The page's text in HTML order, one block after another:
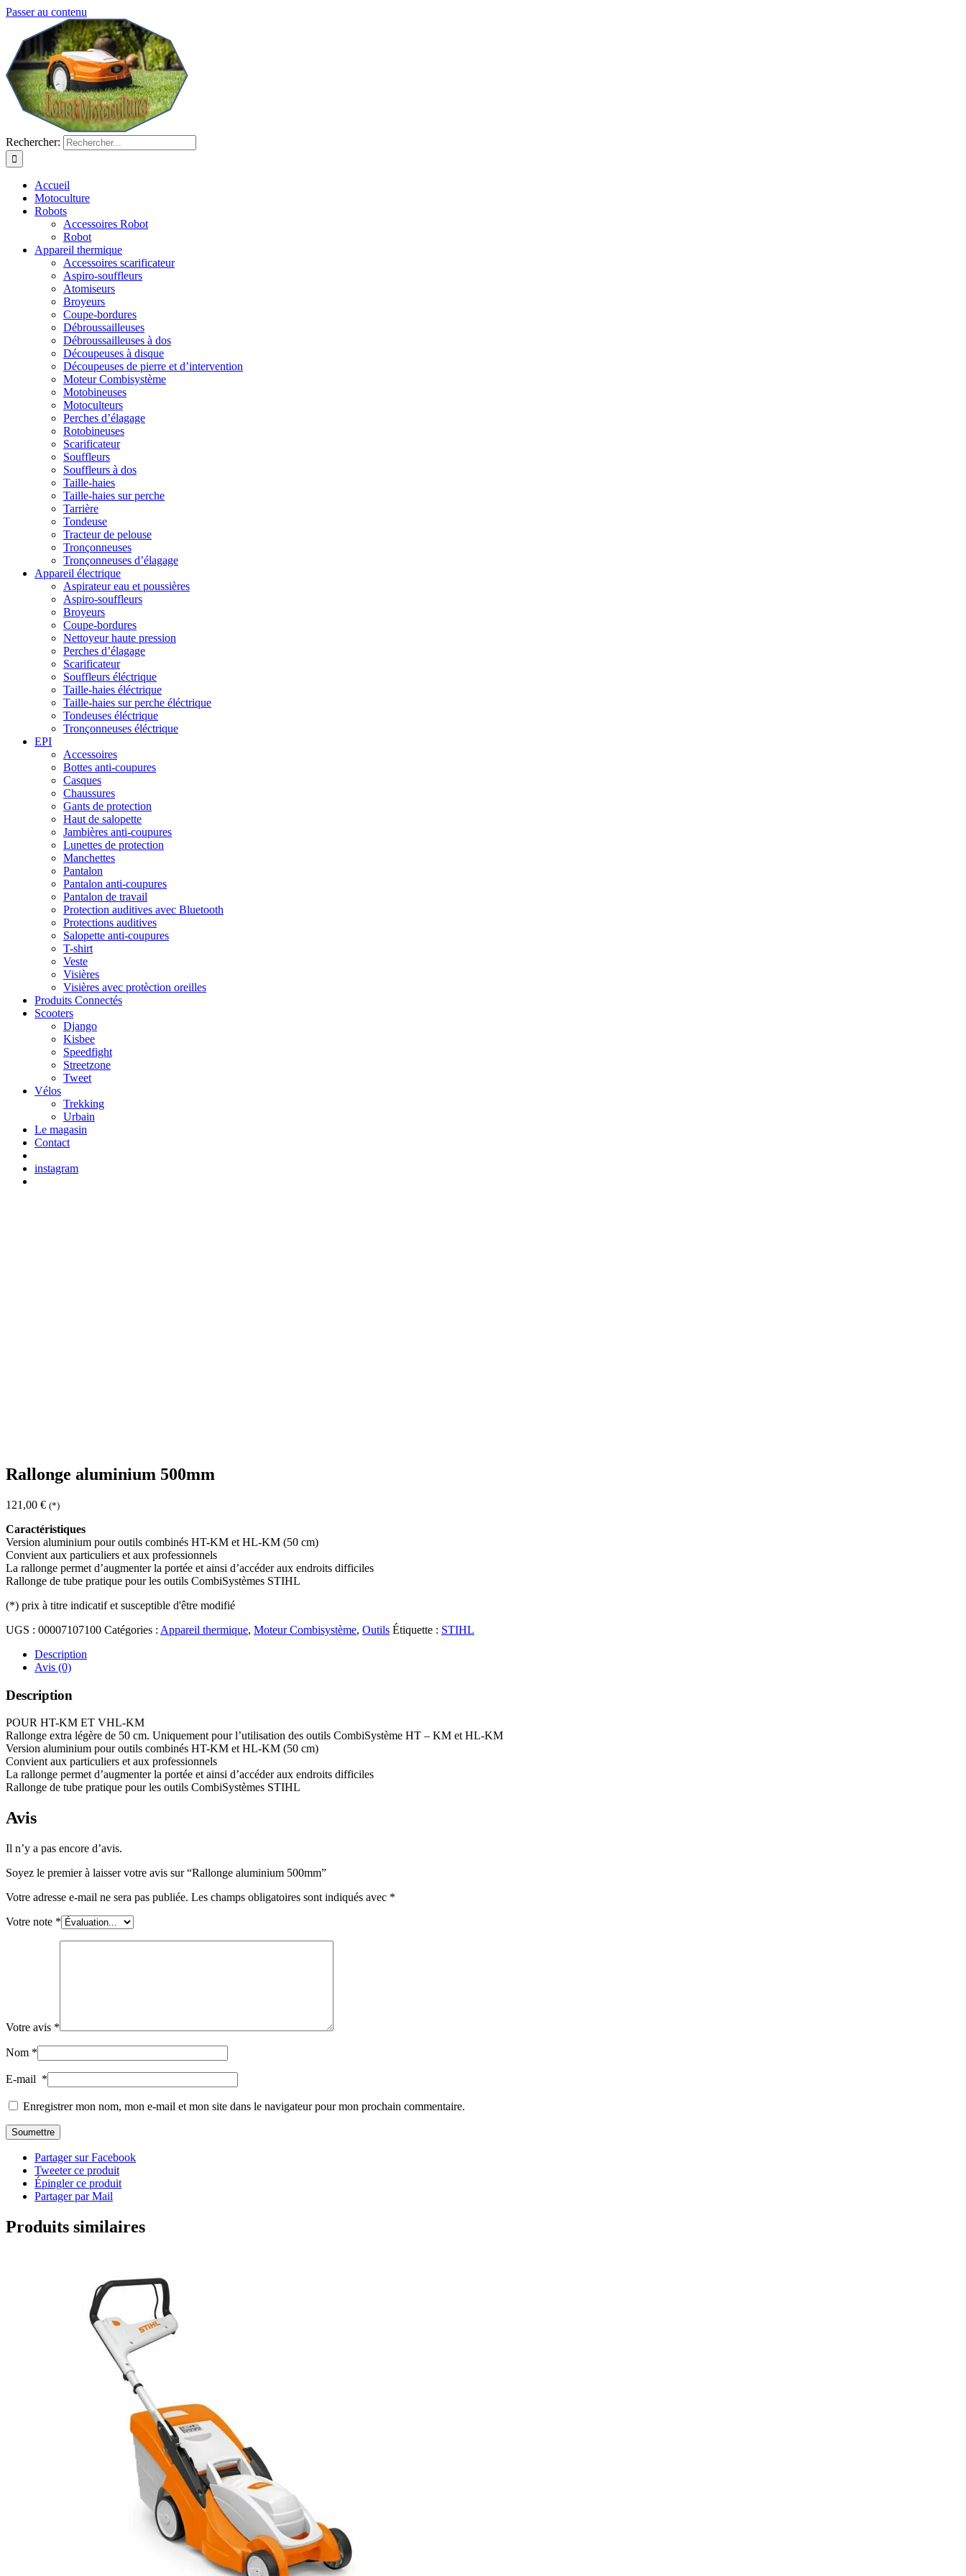
Passer au contenu
Rechercher:
Accueil
Motoculture
Robots
Accessoires Robot
Robot
Appareil thermique
Accessoires scarificateur
Aspiro-souffleurs
Atomiseurs
Broyeurs
Coupe-bordures
Débroussailleuses
Débroussailleuses à dos
Découpeuses à disque
Découpeuses de pierre et d’intervention
Moteur Combisystème
Motobineuses
Motoculteurs
Perches d’élagage
Rotobineuses
Scarificateur
Souffleurs
Souffleurs à dos
Taille-haies
Taille-haies sur perche
Tarrière
Tondeuse
Tracteur de pelouse
Tronçonneuses
Tronçonneuses d’élagage
Appareil électrique
Aspirateur eau et poussières
Aspiro-souffleurs
Broyeurs
Coupe-bordures
Nettoyeur haute pression
Perches d’élagage
Scarificateur
Souffleurs éléctrique
Taille-haies éléctrique
Taille-haies sur perche éléctrique
Tondeuses éléctrique
Tronçonneuses éléctrique
EPI
Accessoires
Bottes anti-coupures
Casques
Chaussures
Gants de protection
Haut de salopette
Jambières anti-coupures
Lunettes de protection
Manchettes
Pantalon
Pantalon anti-coupures
Pantalon de travail
Protection auditives avec Bluetooth
Protections auditives
Salopette anti-coupures
T-shirt
Veste
Visières
Visières avec protèction oreilles
Produits Connectés
Scooters
Django
Kisbee
Speedfight
Streetzone
Tweet
Vélos
Trekking
Urbain
Le magasin
Contact
instagram
Rallonge aluminium 500mm
121,00 € (*)
Caractéristiques
Version aluminium pour outils combinés HT-KM et HL-KM (50 cm)
Convient aux particuliers et aux professionnels
La rallonge permet d’augmenter la portée et ainsi d’accéder aux endroits difficiles
Rallonge de tube pratique pour les outils CombiSystèmes STIHL
(*) prix à titre indicatif et susceptible d'être modifié
UGS : 00007107100 Catégories : Appareil thermique, Moteur Combisystème, Outils Étiquette : STIHL
Description
Avis (0)
Description
POUR HT-KM ET VHL-KM
Rallonge extra légère de 50 cm. Uniquement pour l’utilisation des outils CombiSystème HT – KM et HL-KM
Version aluminium pour outils combinés HT-KM et HL-KM (50 cm)
Convient aux particuliers et aux professionnels
La rallonge permet d’augmenter la portée et ainsi d’accéder aux endroits difficiles
Rallonge de tube pratique pour les outils CombiSystèmes STIHL
Avis
Il n’y a pas encore d’avis.
Soyez le premier à laisser votre avis sur “Rallonge aluminium 500mm”
Votre adresse e-mail ne sera pas publiée. Les champs obligatoires sont indiqués avec *
Votre note *
Votre avis *
Nom *
E-mail *
Enregistrer mon nom, mon e-mail et mon site dans le navigateur pour mon prochain commentaire.
Partager sur Facebook
Tweeter ce produit
Épingler ce produit
Partager par Mail
Produits similaires